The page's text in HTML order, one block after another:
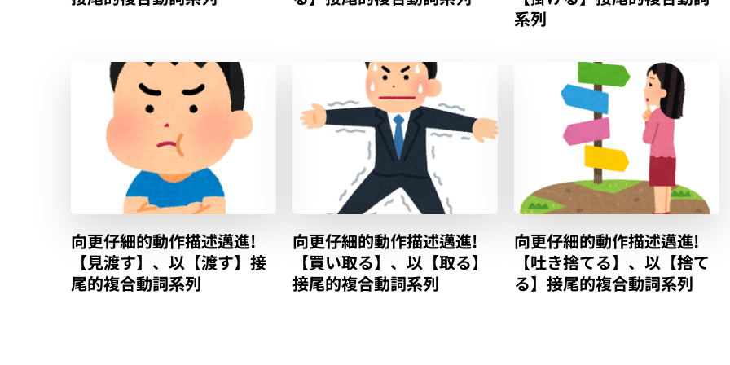
系列
向更仔細的動作描述邁進!
【見渡す】、以【渡す】接
尾的複合動詞系列
向更仔細的動作描述邁進!
【買い取る】、以【取る】
接尾的複合動詞系列
向更仔細的動作描述邁進!
【吐き捨てる】、以【捨て
る】接尾的複合動詞系列